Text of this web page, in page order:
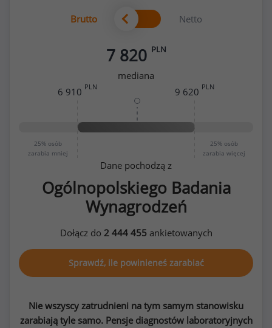
Brutto Netto
7 820 PLN
mediana
25% osób
zarabia mniej
25% osób
zarabia więcej
6 910 PLN 9 620 PLN
Dane pochodzą z
Ogólnopolskiego Badania
Wynagrodzeń
Dołącz do 2 444 455ankietowanych
Sprawdź, ile powinieneś zarabiać
Nie wszyscy zatrudnieni na tym samym stanowisku
zarabiają tyle samo. Pensje diagnostów laboratoryjnych